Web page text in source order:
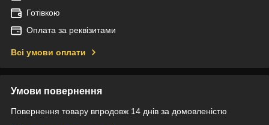
Готівкою
Оплата за реквізитами
Всі умови оплати
Умови повернення
Повернення товару впродовж 14 днів за домовленістю